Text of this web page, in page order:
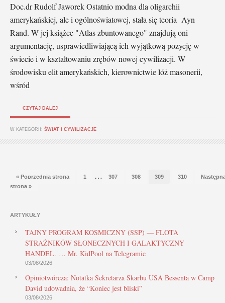
Doc.dr Rudolf Jaworek Ostatnio modna dla oligarchii
amerykańskiej, ale i ogólnoświatowej, stała się teoria Ayn
Rand. W jej książce "Atlas zbuntowanego" znajdują oni
argumentację, usprawiedliwiającą ich wyjątkową pozycję w
świecie i w kształtowaniu zrębów nowej cywilizacji. W
środowisku elit amerykańskich, kierownictwie lóż masonerii,
wśród
CZYTAJ DALEJ
W KATEGORII: ŚWIAT I CYWILIZACJE
« Poprzednia strona 1 … 307 308 309 310
strona »
ARTYKUŁY
TAJNY PROGRAM KOSMICZNY (SSP) — FLOTA
STRAŻNIKÓW SŁONECZNYCH I GALAKTYCZNY
HANDEL. … Mr. KidPool na Telegramie
03/08/2026
Opiniotwórcza: Notatka Sekretarza Skarbu USA Bessenta w Camp
David udowadnia, że “Koniec jest bliski”
03/08/2026